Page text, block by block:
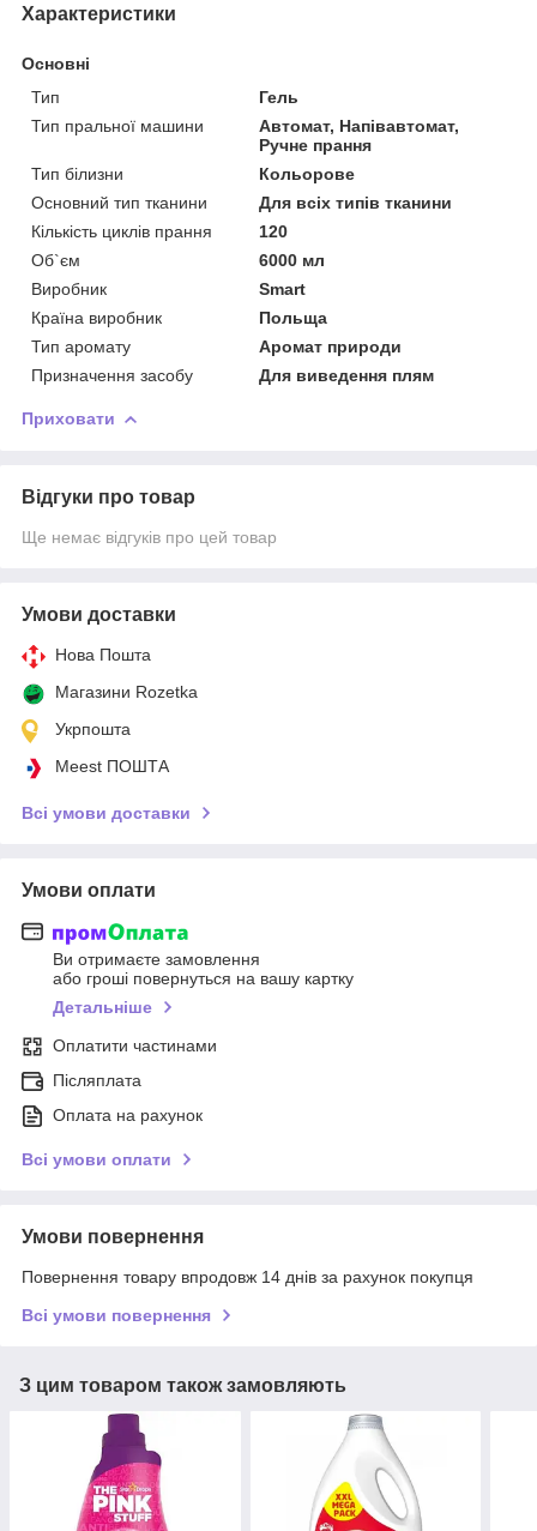
Характеристики
Основні
Тип
Гель
Тип пральної машини
Автомат, Напівавтомат,
Ручне прання
Тип білизни
Кольорове
Основний тип тканини
Для всіх типів тканини
Кількість циклів прання
120
Об`єм
6000 мл
Виробник
Smart
Країна виробник
Польща
Тип аромату
Аромат природи
Призначення засобу
Для виведення плям
Приховати
Відгуки про товар
Ще немає відгуків про цей товар
Умови доставки
Нова Пошта
Магазини Rozetka
Укрпошта
Meest ПОШТА
Всі умови доставки
Умови оплати
Ви отримаєте замовлення
або гроші повернуться на вашу картку
Детальніше
Оплатити частинами
Післяплата
Оплата на рахунок
Всі умови оплати
Умови повернення
Повернення товару впродовж 14 днів за рахунок покупця
Всі умови повернення
З цим товаром також замовляють